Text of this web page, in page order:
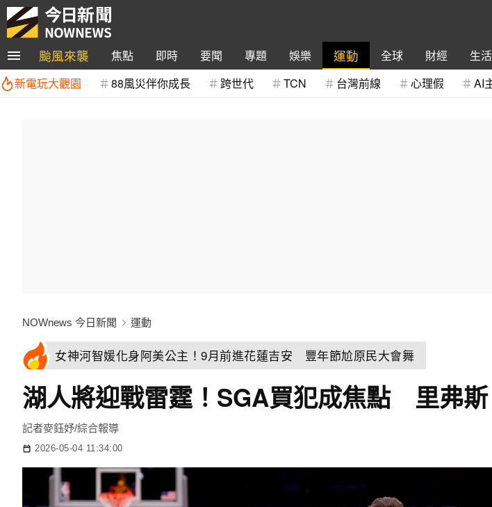
颱風來襲 焦點 即時 要聞 專題 娛樂 運動 全球 財經 生活
新電玩大觀園
88風災伴你成長 跨世代 TCN 台灣前線 心理假 AI
NOWnews 今日新聞 運動
女神河智媛化身阿美公主！9月前進花蓮吉安 豐年節尬原民大會舞
湖人將迎戰雷霆！SGA買犯成焦點 里弗
記者麥鈺妤/綜合報導
2026-05-04 11:34:00